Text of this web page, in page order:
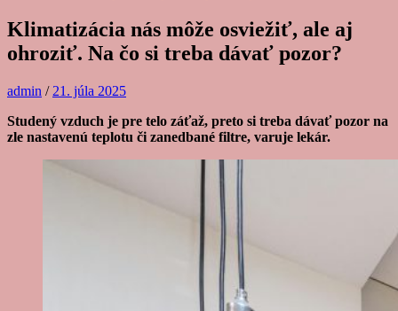
Klimatizácia nás môže osviežiť, ale aj
ohroziť. Na čo si treba dávať pozor?
admin / 21. júla 2025
Studený vzduch je pre telo záťaž, preto si treba dávať pozor na
zle nastavenú teplotu či zanedbané filtre, varuje lekár.